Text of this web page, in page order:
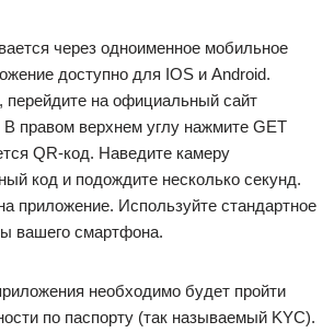
через одноименное мобильное
доступно для IOS и Android.
перейдите на официальный сайт
правом верхнем углу нажмите GET
QR-код. Наведите камеру
код и подождите несколько секунд.
приложение. Используйте стандартное
вашего смартфона.
необходимо будет пройти
по паспорту (так называемый KYC).